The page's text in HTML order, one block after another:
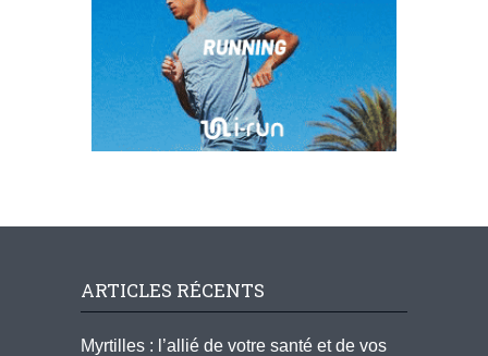
ARTICLES RÉCENTS
Myrtilles : l’allié de votre santé et de vos